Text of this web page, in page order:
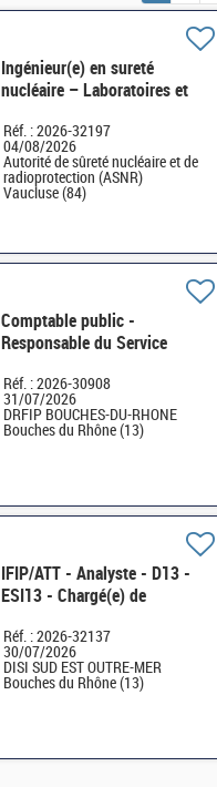
Ingénieur(e) en sureté
nucléaire – Laboratoires et
du combustible H/F
Réf. : 2026-32197
04/08/2026
Autorité de sûreté nucléaire et de
radioprotection (ASNR)
Vaucluse (84)
Comptable public -
Responsable du Service
l'enregistrement (SDE)
Marseille - H/F
Réf. : 2026-30908
31/07/2026
DRFIP BOUCHES-DU-RHONE
Bouches du Rhône (13)
IFIP/ATT - Analyste - D13 -
ESI13 - Chargé(e) de
Informatique H/F
Réf. : 2026-32137
30/07/2026
DISI SUD EST OUTRE-MER
Bouches du Rhône (13)